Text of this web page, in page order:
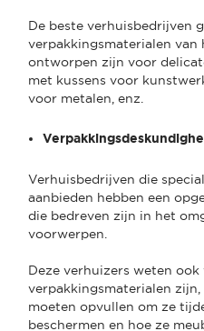
De beste verhuisbedrijven
verpakkingsmaterialen van
ontworpen zijn voor
met kussens voor
voor metalen, enz.
Verhuisbedrijven die
aanbieden hebben een
die bedreven zijn in het
voorwerpen.
Deze verhuizers weten
verpakkingsmaterialen
moeten opvullen om ze
beschermen en hoe ze